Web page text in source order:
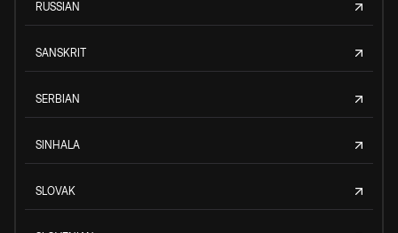
RUSSIAN
SANSKRIT
SERBIAN
SINHALA
SLOVAK